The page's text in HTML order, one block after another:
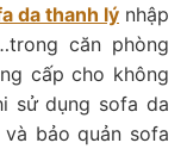
da thanh lý nhập
căn phòng
cấp cho không
sử dụng sofa da
bảo quản sofa